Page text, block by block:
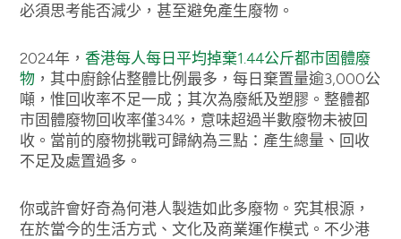
必須思考能否減少，甚至避免產生廢物。
2024年， 香港每人每日平均掉棄1.44公斤都市固體廢
物，其中廚餘佔整體比例最多，每日棄置量逾3,000公
噸，惟回收率不足一成；其次為廢紙及塑膠。整體都
市固體廢物回收率僅34%，意味超過半數廢物未被回
收。當前的廢物挑戰可歸納為三點：產生總量、回收
不足及處置過多。
你或許會好奇為何港人製造如此多廢物。究其根源，
在於當今的生活方式、文化及商業運作模式。不少港